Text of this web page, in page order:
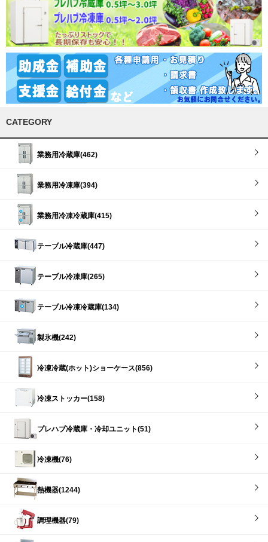
CATEGORY
業務用冷蔵庫(462)
業務用冷凍庫(394)
業務用冷凍冷蔵庫(415)
テーブル冷蔵庫(447)
テーブル冷凍庫(265)
テーブル冷凍冷蔵庫(134)
製氷機(242)
冷凍冷蔵(ホット)ショーケース(856)
冷凍ストッカー(158)
プレハブ冷蔵庫・冷却ユニット(51)
冷凍機(76)
熱機器(1244)
調理機器(79)